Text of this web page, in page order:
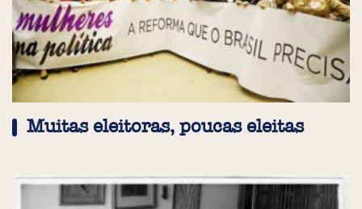
Muitas eleitoras, poucas eleitas